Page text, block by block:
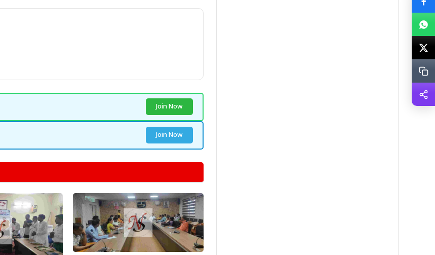
Join Now
Join Now